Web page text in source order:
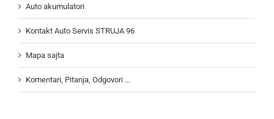
Auto akumulatori
Kontakt Auto Servis STRUJA 96
Mapa sajta
Komentari, Pitanja, Odgovori …